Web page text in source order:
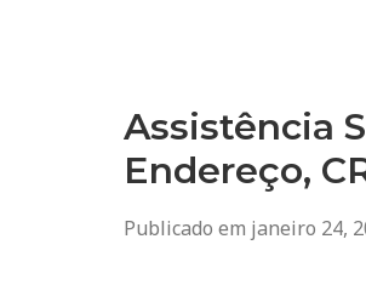
Assistência
Endereço,
Publicado em janeiro 24,